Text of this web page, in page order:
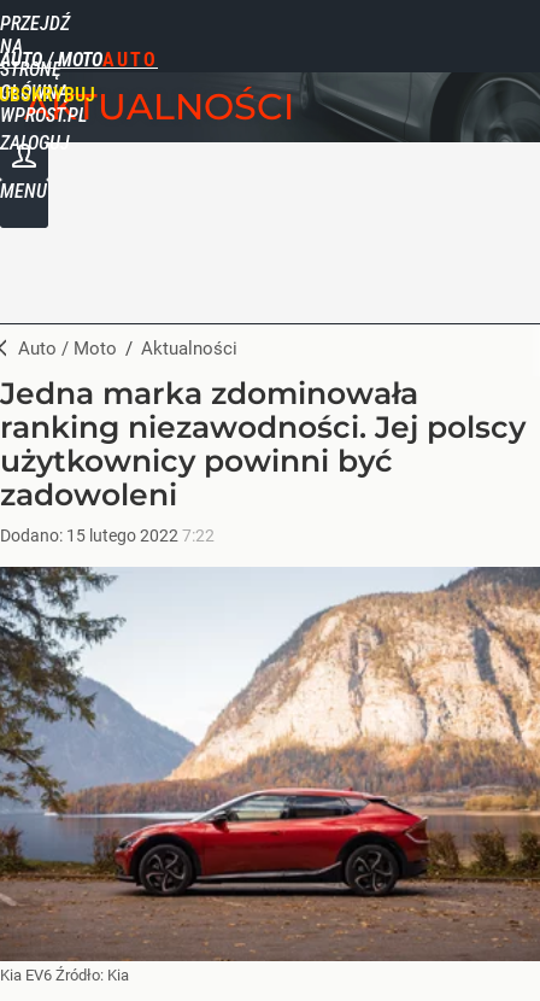
PRZEJDŹ
NA
STRONĘ
GŁÓWNĄ
WPROST.PL
AUTO / MOTO
ZALOGUJ
MENU
AKTUALNOŚCI
Auto / Moto / Aktualności
Jedna marka zdominowała
ranking niezawodności. Jej polscy
użytkownicy powinni być
zadowoleni
Dodano: 15 lutego2022 7:22
Kia EV6 Źródło: Kia